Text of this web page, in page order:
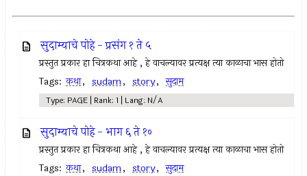
सुदाम्याचे पोहे - प्रसंग १ ते ५
प्रस्तुत प्रकार हा चित्रकथा आहे , हे वाचल्यावर प्रत्यक्ष त्या काळाचा भास होतो
Tags: कथा, sudam, story, सुदाम
Type: PAGE | Rank: 1 | Lang: N/A
सुदाम्याचे पोहे - भाग ६ ते १०
प्रस्तुत प्रकार हा चित्रकथा आहे , हे वाचल्यावर प्रत्यक्ष त्या काळाचा भास होतो
Tags: कथा, sudam, story, सुदाम